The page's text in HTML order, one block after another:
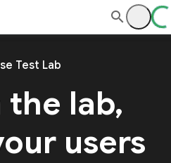
Test Lab
the lab,
users